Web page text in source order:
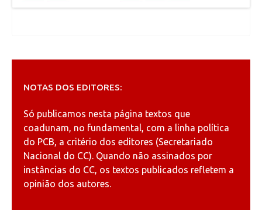
NOTAS DOS EDITORES:
Só publicamos nesta página textos que
coadunam, no fundamental, com a linha política
do PCB, a critério dos editores (Secretariado
Nacional do CC). Quando não assinados por
instâncias do CC, os textos publicados refletem a
opinião dos autores.